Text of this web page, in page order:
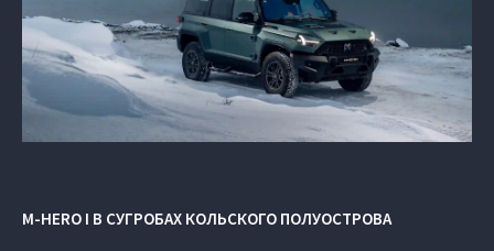
M-HERO I В СУГРОБАХ КОЛЬСКОГО ПОЛУОСТРОВА